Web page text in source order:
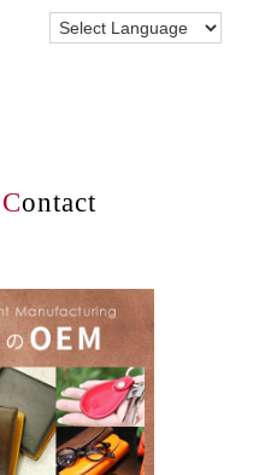
Contact